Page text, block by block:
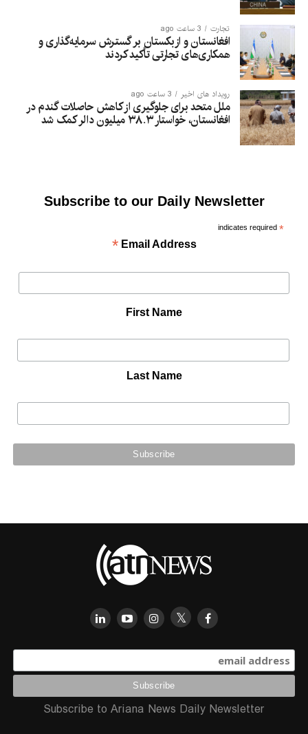
تجارت 3 ساعت ago
افغانستان و ازبکستان بر گسترش سرمایه‌گذاری و
همکاری‌های تجارتی تأکید کردند
رویداد های اخیر 3 ساعت ago
ملل متحد برای جلوگیری از کاهش حاصلات گندم در
افغانستان، خواستار ۳۸.۳ میلیون دالر کمک شد
Subscribe to our Daily Newsletter
*
Email Address
*
First Name
Last Name
Subscribe to Ariana News Daily Newsletter